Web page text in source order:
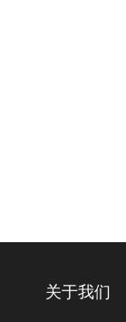
关于我们